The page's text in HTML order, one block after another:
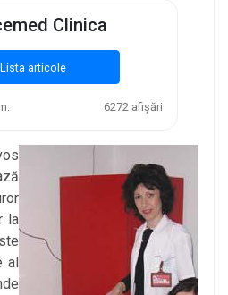
Clinica
articole
6272 afișări
la
al